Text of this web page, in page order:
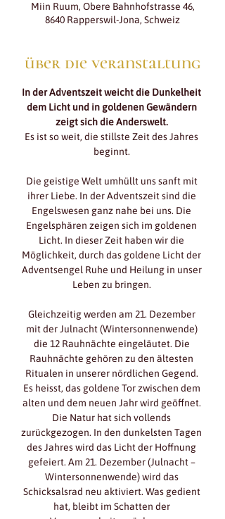
Miin Ruum, Obere Bahnhofstrasse 46,
8640 Rapperswil-Jona, Schweiz
über die veranstaltung
In der Adventszeit weicht die Dunkelheit
dem Licht und in goldenen Gewändern
zeigt sich die Anderswelt.
Es ist so weit, die stillste Zeit des Jahres
beginnt.
Die geistige Welt umhüllt uns sanft mit
ihrer Liebe. In der Adventszeit sind die
Engelswesen ganz nahe bei uns. Die
Engelsphären zeigen sich im goldenen
Licht. In dieser Zeit haben wir die
Möglichkeit, durch das goldene Licht der
Adventsengel Ruhe und Heilung in unser
Leben zu bringen.
Gleichzeitig werden am 21. Dezember
mit der Julnacht (Wintersonnenwende)
die 12 Rauhnächte eingeläutet. Die
Rauhnächte gehören zu den ältesten
Ritualen in unserer nördlichen Gegend.
Es heisst, das goldene Tor zwischen dem
alten und dem neuen Jahr wird geöffnet.
Die Natur hat sich vollends
zurückgezogen. In den dunkelsten Tagen
des Jahres wird das Licht der Hoffnung
gefeiert. Am 21. Dezember (Julnacht –
Wintersonnenwende) wird das
Schicksalsrad neu aktiviert. Was gedient
hat, bleibt im Schatten der